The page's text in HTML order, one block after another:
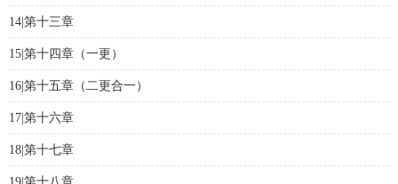
14|第十三章
15|第十四章（一更）
16|第十五章（二更合一）
17|第十六章
18|第十七章